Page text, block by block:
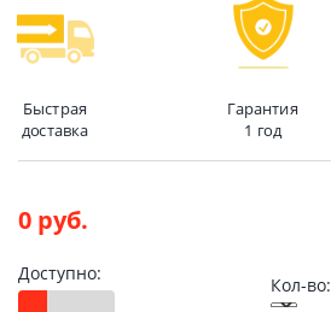
Быстрая
доставка
Гарантия
1 год
0 руб.
Доступно:
Кол-во: